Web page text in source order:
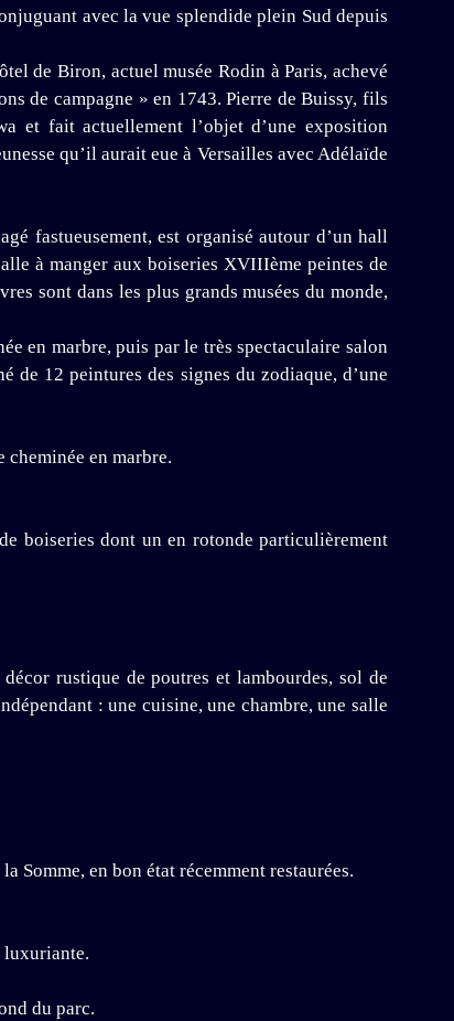
avec la vue splendide plein Sud depuis
de Biron, actuel musée Rodin à Paris, achevé
de campagne » en 1743. Pierre de Buissy, fils
et fait actuellement l’objet d’une exposition
qu’il aurait eue à Versailles avec Adélaïde
fastueusement, est organisé autour d’un hall
à manger aux boiseries XVIIIème peintes de
sont dans les plus grands musées du monde,
en marbre, puis par le très spectaculaire salon
12 peintures des signes du zodiaque, d’une
cheminée en marbre.
boiseries dont un en rotonde particulièrement
rustique de poutres et lambourdes, sol de
: une cuisine, une chambre, une salle
Somme, en bon état récemment restaurées.
luxuriante.
du parc.